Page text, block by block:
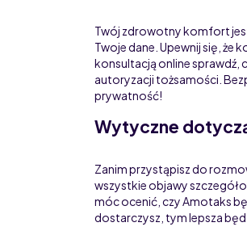
Twój zdrowotny komfort
Twoje dane. Upewnij się,
konsultacją online sprawdź,
autoryzacji tożsamości.
prywatność!
Wytyczne
Zanim przystąpisz do
wszystkie objawy
móc ocenić, czy Amotaks
dostarczysz, tym lepsza